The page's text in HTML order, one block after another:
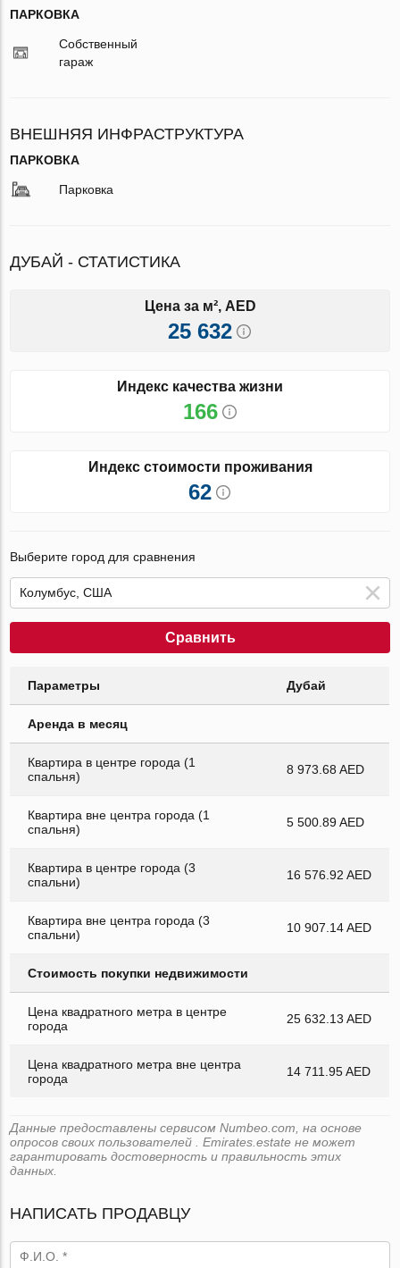
ПАРКОВКА
Собственный
гараж
ВНЕШНЯЯ ИНФРАСТРУКТУРА
ПАРКОВКА
Парковка
ДУБАЙ - СТАТИСТИКА
Цена за м², AED
25 632
Индекс качества жизни
166
Индекс стоимости проживания
62
Выберите город для сравнения
Сравнить
Параметры Дубай
Аренда в месяц
Квартира в центре города (1
спальня)
8 973.68 AED
Квартира вне центра города (1
спальня)
5 500.89 AED
Квартира в центре города (3
спальни)
16 576.92 AED
Квартира вне центра города (3
спальни)
10 907.14 AED
Стоимость покупки недвижимости
Цена квадратного метра в центре
города
25 632.13 AED
Цена квадратного метра вне центра
города
14 711.95 AED
Данные предоставлены сервисом Numbeo.com, на основе
опросов своих пользователей . Emirates.estate не может
гарантировать достоверность и правильность этих
данных.
НАПИСАТЬ ПРОДАВЦУ